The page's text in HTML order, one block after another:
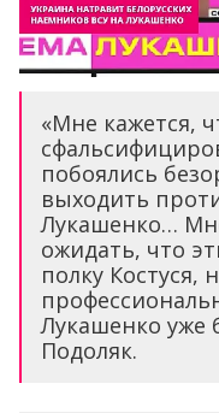
«Мне кажется,
побоялись
выходить
Лукашенко…
ожидать, что
полку Костуся,
Лукашенко уже
Подоляк.